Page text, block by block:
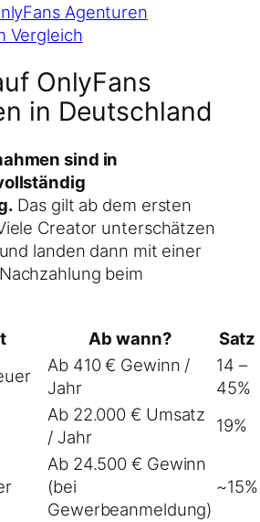
Agenturen
Vergleich
OnlyFans
in Deutschland
sind in
Das gilt ab dem ersten
Creator unterschätzen
landen dann mit einer
beim
Ab wann?
Satz
Ab 410 € Gewinn /
Jahr
14 –
45%
Ab 22.000 € Umsatz
/ Jahr
19%
Ab 24.500 € Gewinn
(bei
Gewerbeanmeldung)
~15%